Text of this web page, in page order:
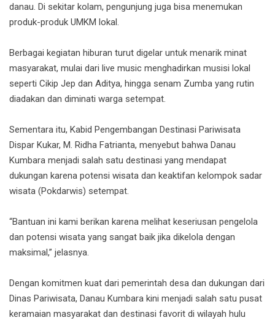
danau. Di sekitar kolam, pengunjung juga bisa menemukan
produk-produk UMKM lokal.
Berbagai kegiatan hiburan turut digelar untuk menarik minat
masyarakat, mulai dari live music menghadirkan musisi lokal
seperti Cikip Jep dan Aditya, hingga senam Zumba yang rutin
diadakan dan diminati warga setempat.
Sementara itu, Kabid Pengembangan Destinasi Pariwisata
Dispar Kukar, M. Ridha Fatrianta, menyebut bahwa Danau
Kumbara menjadi salah satu destinasi yang mendapat
dukungan karena potensi wisata dan keaktifan kelompok sadar
wisata (Pokdarwis) setempat.
“Bantuan ini kami berikan karena melihat keseriusan pengelola
dan potensi wisata yang sangat baik jika dikelola dengan
maksimal,” jelasnya.
Dengan komitmen kuat dari pemerintah desa dan dukungan dari
Dinas Pariwisata, Danau Kumbara kini menjadi salah satu pusat
keramaian masyarakat dan destinasi favorit di wilayah hulu